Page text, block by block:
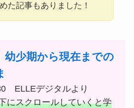
た記事もありました！
幼少期から現在までの
ELLEデジタルより
にスクロールしていくと学